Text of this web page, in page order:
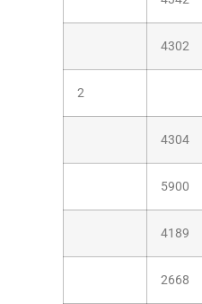
4302
2
4304
5900
4189
2668